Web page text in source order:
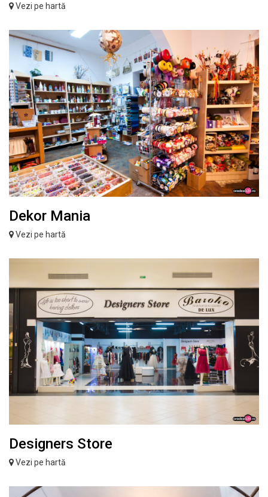
Vezi pe hartă
Dekor Mania
Vezi pe hartă
Designers Store
Vezi pe hartă